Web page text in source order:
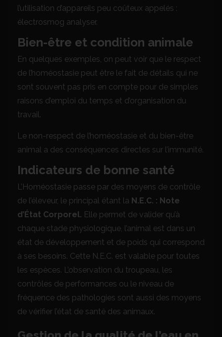
l’utilisation d’appareils peu coûteux appelés :
électrosmog analyser.
Bien-être et condition animale
En quelques exemples, on peut voir que le respect
de l’homéostasie peut être le fait de détails qui ne
sont souvent pas pris en compte pour de simples
raisons d’emploi du temps et d’organisation du
travail.
Le non-respect de l’homéostasie et du bien-être
animal a des conséquences directes sur l’immunité.
Indicateurs de bonne santé
L’Homéostasie passe par des moyens de contrôle
de l’éleveur, le principal étant la N.E.C. : Note
d’État Corporel. Elle permet de valider qu’à
chaque stade physiologique, l’animal est dans un
état de développement et de poids qui correspond
à ses besoins. Cette N.E.C. est valable pour toutes
les espèces. L’observation du troupeau, les
contrôles de performances ou le niveau de
fréquence des pathologies sont aussi des moyens
de vérifier l’état de santé des animaux.